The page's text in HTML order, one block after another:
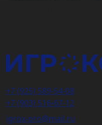
+7 (925) 589-54-08
+7 (903) 516-67-12
igrox-pro@mail.ru